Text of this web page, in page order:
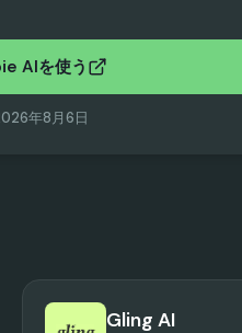
AIを使う
年8月6日
Gling AI